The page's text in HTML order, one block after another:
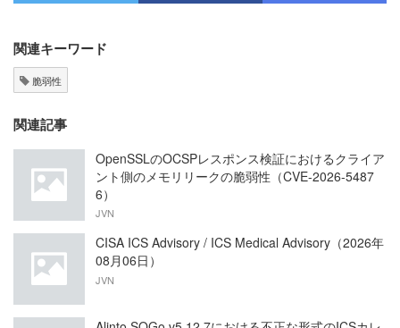
関連キーワード
脆弱性
関連記事
OpenSSLのOCSPレスポンス検証におけるクライア
ント側のメモリリークの脆弱性（CVE-2026-5487
6）
JVN
CISA ICS Advisory / ICS Medical Advisory（2026年
08月06日）
JVN